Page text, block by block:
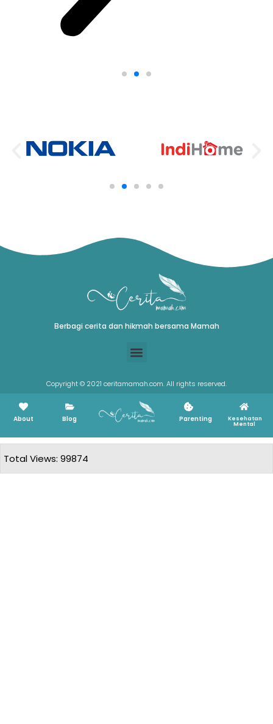
Berbagi cerita dan hikmah bersama Mamah
Copyright © 2021 ceritamamah.com. All rights reserved.
About Blog Parenting Kesehatan
Mental
Total Views: 99874